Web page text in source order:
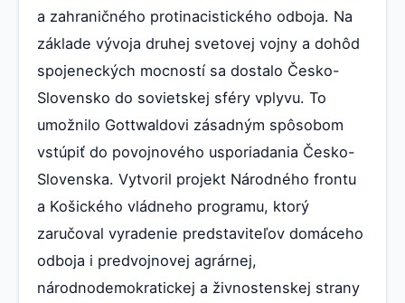
a zahraničného protinacistického odboja. Na
základe vývoja druhej svetovej vojny a dohôd
spojeneckých mocností sa dostalo Česko-
Slovensko do sovietskej sféry vplyvu. To
umožnilo Gottwaldovi zásadným spôsobom
vstúpiť do povojnového usporiadania Česko-
Slovenska. Vytvoril projekt Národného frontu
a Košického vládneho programu, ktorý
zaručoval vyradenie predstaviteľov domáceho
odboja i predvojnovej agrárnej,
národnodemokratickej a živnostenskej strany